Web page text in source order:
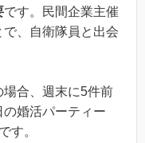
です。民間企業主催
、自衛隊員と出会
合、週末に5件前
婚活パーティー
す。